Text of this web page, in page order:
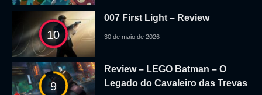
10
007 First Light – Review
30 de maio de 2026
9
Review – LEGO Batman – O
Legado do Cavaleiro das Trevas